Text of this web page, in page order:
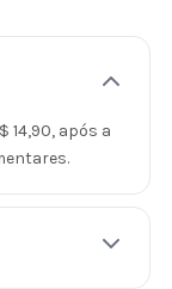
14,90, após a